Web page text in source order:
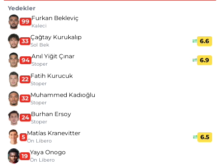
Yedekler
99 Furkan Bekleviç
Kaleci
33 Çağtay Kurukalıp
Sol Bek
6.6
94 Anıl Yiğit Çınar
Stoper
6.9
22 Fatih Kurucuk
Stoper
32 Muhammed Kadıoğlu
Stoper
24 Burhan Ersoy
Stoper
5 Matías Kranevitter
Ön Libero
6.5
19 Yaya Onogo
Ön Libero